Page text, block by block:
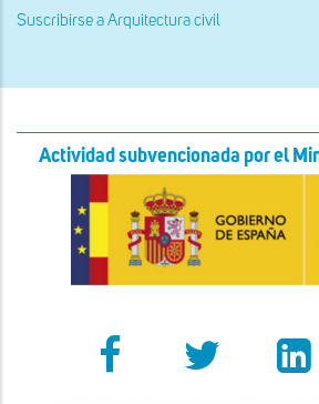
Suscribirse a Arquitectura civil
Actividad subvencionada por el